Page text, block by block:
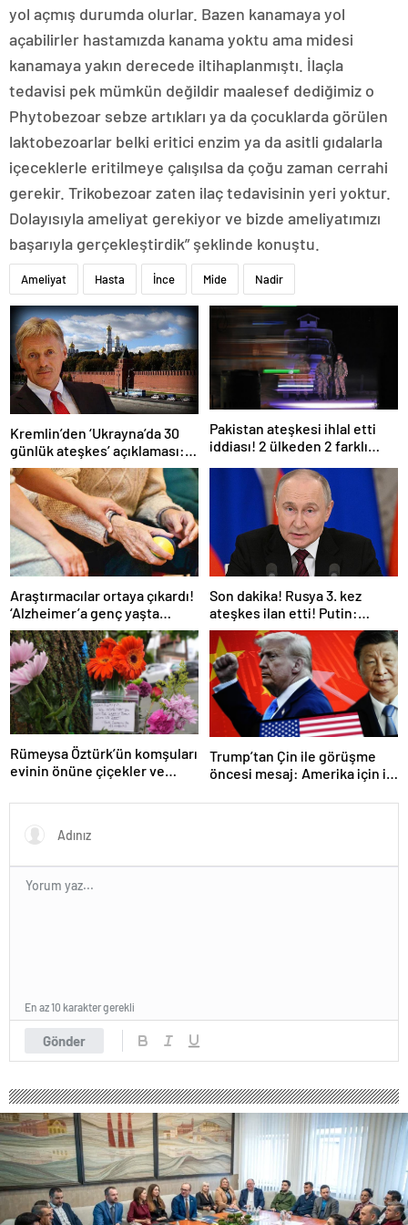
yol açmış durumda olurlar. Bazen kanamaya yol
açabilirler hastamızda kanama yoktu ama midesi
kanamaya yakın derecede iltihaplanmıştı. İlaçla
tedavisi pek mümkün değildir maalesef dediğimiz o
Phytobezoar sebze artıkları ya da çocuklarda görülen
laktobezoarlar belki eritici enzim ya da asitli gıdalarla
içeceklerle eritilmeye çalışılsa da çoğu zaman cerrahi
gerekir. Trikobezoar zaten ilaç tedavisinin yeri yoktur.
Dolayısıyla ameliyat gerekiyor ve bizde ameliyatımızı
başarıyla gerçekleştirdik” şeklinde konuştu.
Ameliyat Hasta İnce Mide Nadir
Kremlin’den ‘Ukrayna’da 30
günlük ateşkes’ açıklaması:
Bunu iyice düşünmeliyiz
Pakistan ateşkesi ihlal etti
iddiası! 2 ülkeden 2 farklı
Araştırmacılar ortaya çıkardı!
‘Alzheimer’a genç yaşta
yakalanabilirsiniz’
Son dakika! Rusya 3. kez
ateşkes ilan etti! Putin:
Erdoğan ile görüşme
gerçekleştireceğiz
Rümeysa Öztürk’ün komşuları
evinin önüne çiçekler ve
Trump’tan Çin ile görüşme
öncesi mesaj: Amerika için iyi
Gönder
En az 10 karakter gerekli